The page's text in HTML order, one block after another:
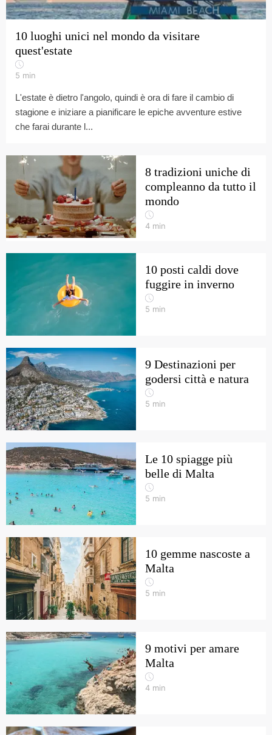
10 luoghi unici nel mondo da visitare
quest'estate
5 min
L'estate è dietro l'angolo, quindi è ora di fare il cambio di
stagione e iniziare a pianificare le epiche avventure estive
che farai durante l...
8 tradizioni uniche di
compleanno da tutto il
mondo
4 min
10 posti caldi dove
fuggire in inverno
5 min
9 Destinazioni per
godersi città e natura
5 min
Le 10 spiagge più
belle di Malta
5 min
10 gemme nascoste a
Malta
5 min
9 motivi per amare
Malta
4 min